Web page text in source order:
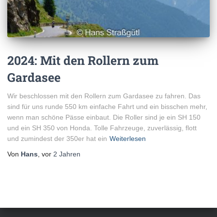
2024: Mit den Rollern zum
Gardasee
Wir beschlossen mit den Rollern zum Gardasee zu fahren. Das
sind für uns runde 550 km einfache Fahrt und ein bisschen mehr,
wenn man schöne Pässe einbaut. Die Roller sind je ein SH 150
und ein SH 350 von Honda. Tolle Fahrzeuge, zuverlässig, flott
und zumindest der 350er hat ein Weiterlesen
Von Hans , vor 2 Jahren